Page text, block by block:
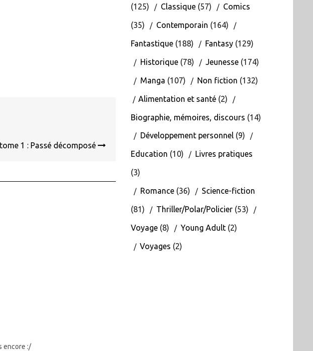
1 : Passé décomposé
encore :/
(125) Classique(57) Comics
(35) Contemporain (164)
Fantastique(188) Fantasy(129)
Historique(78) Jeunesse(174)
Manga (107) Non fiction (132)
Alimentation et santé(2)
Biographie, mémoires, discours (14)
Développement personnel(9)
Education (10) Livres pratiques
(3)
Romance(36) Science-fiction
(81) Thriller/Polar/Policier(53)
Voyage(8) Young Adult(2)
Voyages (2)